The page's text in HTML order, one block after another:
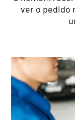
ver o pedido